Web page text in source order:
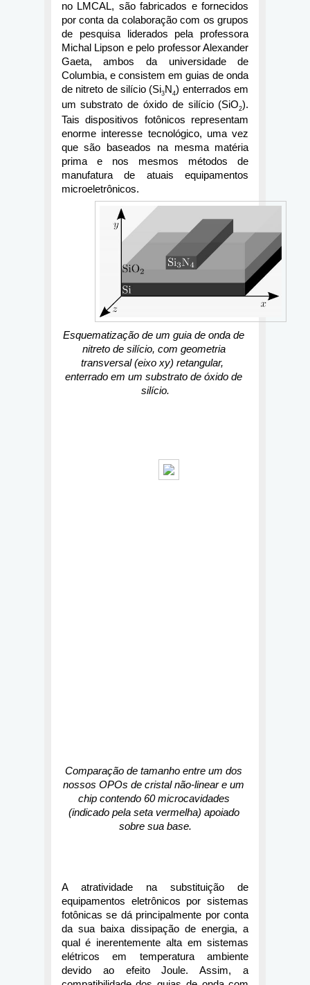
no LMCAL, são fabricados e fornecidos
por conta da colaboração com os grupos
de pesquisa liderados pela professora
Michal Lipson e pelo professor Alexander
Gaeta, ambos da universidade de
Columbia, e consistem em guias de onda
de nitreto de silício (Si3 N 4) enterrados em
um substrato de óxido de silício (SiO2).
Tais dispositivos fotônicos representam
enorme interesse tecnológico, uma vez
que são baseados na mesma matéria
prima e nos mesmos métodos de
manufatura de atuais equipamentos
microeletrônicos.
Esquematização de um guia de onda de
nitreto de silício, com geometria
transversal (eixo xy) retangular,
enterrado em um substrato de óxido de
silício.
Comparação de tamanho entre um dos
nossos OPOs de cristal não-linear e um
chip contendo 60 microcavidades
(indicado pela seta vermelha) apoiado
sobre sua base.
A atratividade na substituição de
equipamentos eletrônicos por sistemas
fotônicas se dá principalmente por conta
da sua baixa dissipação de energia, a
qual é inerentemente alta em sistemas
elétricos em temperatura ambiente
devido ao efeito Joule. Assim, a